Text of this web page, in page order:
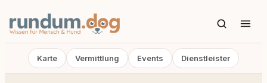
Karte Vermittlung Events Dienstleister